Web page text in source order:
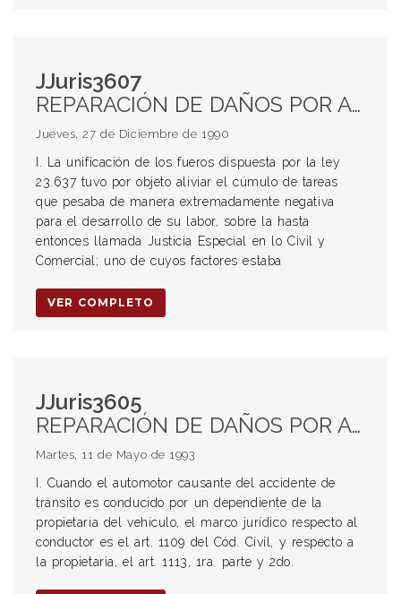
JJuris3607
REPARACIÓN DE DAÑOS POR ACCIDENTES DE TRÁNSITO. Competencia
Jueves, 27 de Diciembre de 1990
I. La unificación de los fueros dispuesta por la ley
23.637 tuvo por objeto aliviar el cúmulo de tareas
que pesaba de manera extremadamente negativa
para el desarrollo de su labor, sobre la hasta
entonces llamada Justicia Especial en lo Civil y
Comercial; uno de cuyos factores estaba
VER COMPLETO
JJuris3605
REPARACIÓN DE DAÑOS POR ACCIDENTES DE TRÁNSITO.. Sujetos de la acción resarcitoria. Legitimación pasiva. Responsabilidad del dueño o guardián de la cosa. Responsabilidad por el hecho del dependiente
Martes, 11 de Mayo de 1993
I. Cuando el automotor causante del accidente de
tránsito es conducido por un dependiente de la
propietaria del vehículo, el marco jurídico respecto al
conductor es el art. 1109 del Cód. Civil, y respecto a
la propietaria, el art. 1113, 1ra. parte y 2do.